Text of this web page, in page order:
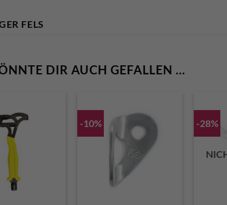
FELS
DIR AUCH GEFALLEN …
-10% -28%